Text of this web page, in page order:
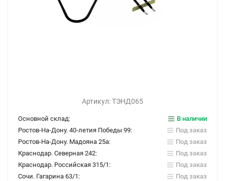
Артикул:ТЭНД065
Основной склад:
В наличии
Ростов-На-Дону. 40-летия Победы 99:
Под заказ
Ростов-На-Дону. Мадояна 25а:
Под заказ
Краснодар. Северная 242:
Под заказ
Краснодар. Российская 315/1:
Под заказ
Сочи. Гагарина 63/1:
Под заказ